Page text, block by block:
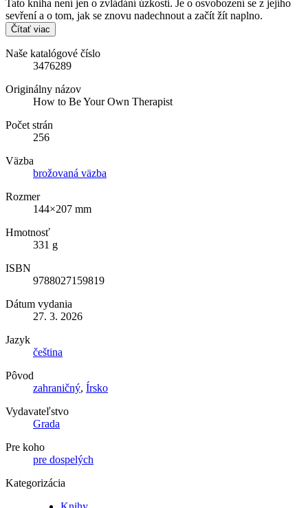
Tato kniha není jen o zvládání úzkosti. Je o osvobození se z jejího
sevření a o tom, jak se znovu nadechnout a začít žít naplno.
Čítať viac
Naše katalógové číslo
3476289
Originálny názov
How to Be Your Own Therapist
Počet strán
256
Väzba
brožovaná väzba
Rozmer
144×207 mm
Hmotnosť
331 g
ISBN
9788027159819
Dátum vydania
27. 3. 2026
Jazyk
čeština
Pôvod
zahraničný, Írsko
Vydavateľstvo
Grada
Pre koho
pre dospelých
Kategorizácia